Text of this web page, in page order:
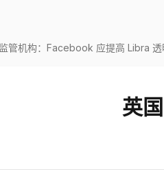
管机构：Facebook 应提高 Libra 透
英